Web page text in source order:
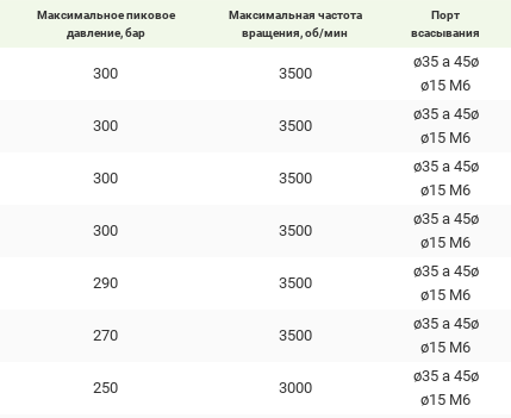
Максимальное пиковое
давление, бар
Максимальная частота
вращения, об/мин
Порт
всасывания
300 3500
ø35 a 45ø
ø15 M6
300 3500
ø35 a 45ø
ø15 M6
300 3500
ø35 a 45ø
ø15 M6
300 3500
ø35 a 45ø
ø15 M6
290 3500
ø35 a 45ø
ø15 M6
270 3500
ø35 a 45ø
ø15 M6
250 3000
ø35 a 45ø
ø15 M6